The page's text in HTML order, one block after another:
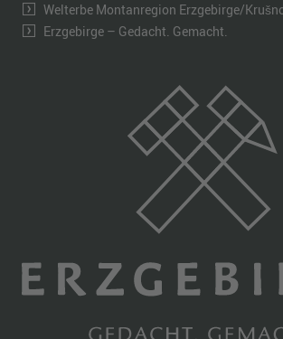
Welterbe Montanregion Erzgebirge/
Erzgebirge – Gedacht. Gemacht.